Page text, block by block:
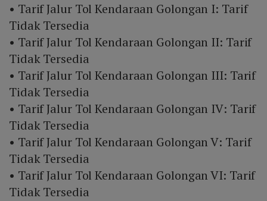
• Tarif Jalur Tol Kendaraan Golongan I: Tarif
Tidak Tersedia
• Tarif Jalur Tol Kendaraan Golongan II: Tarif
Tidak Tersedia
• Tarif Jalur Tol Kendaraan Golongan III: Tarif
Tidak Tersedia
• Tarif Jalur Tol Kendaraan Golongan IV: Tarif
Tidak Tersedia
• Tarif Jalur Tol Kendaraan Golongan V: Tarif
Tidak Tersedia
• Tarif Jalur Tol Kendaraan Golongan VI: Tarif
Tidak Tersedia